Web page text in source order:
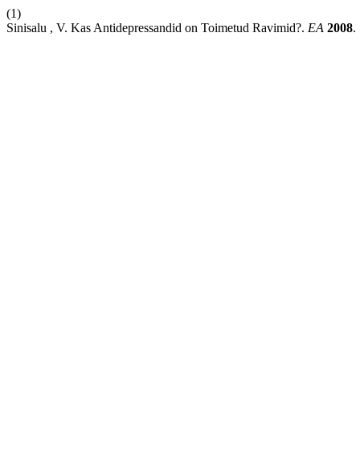
(1)
Sinisalu , V. Kas Antidepressandid on Toimetud Ravimid?. EA 2008.